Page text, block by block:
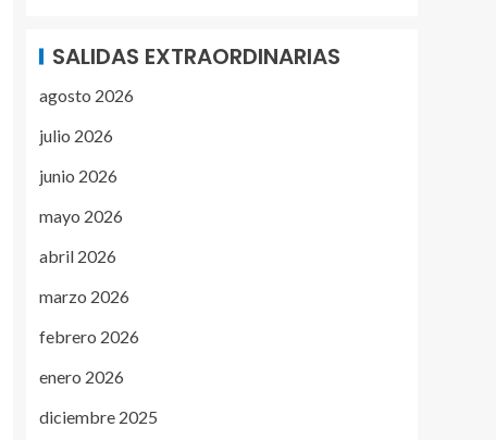
SALIDAS EXTRAORDINARIAS
agosto 2026
julio 2026
junio 2026
mayo 2026
abril 2026
marzo 2026
febrero 2026
enero 2026
diciembre 2025